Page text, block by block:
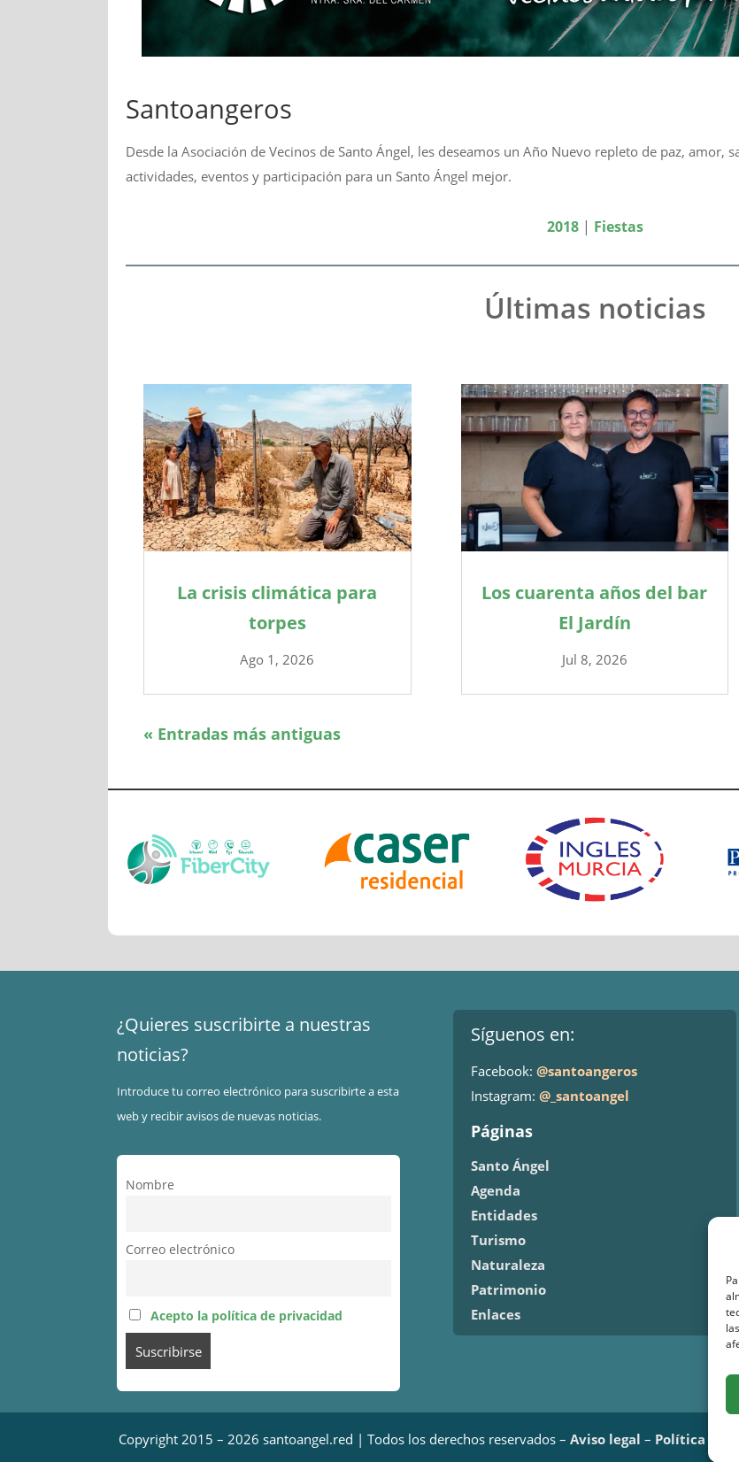
Santoangeros
Desde la Asociación de Vecinos de Santo Ángel, les deseamos un Año Nuevo repleto de paz, amor,
actividades, eventos y participación para un Santo Ángel mejor.
2018| Fiestas
Últimas noticias
La crisis climática para
torpes
Ago 1, 2026
Los cuarenta años del bar
El Jardín
Jul 8, 2026
« Entradas más antiguas
¿Quieres suscribirte a nuestras
noticias?
Introduce tu correo electrónico para suscribirte a esta
web y recibir avisos de nuevas noticias.
Nombre
Correo electrónico
Acepto la política de privacidad
Síguenos en:
Facebook: @santoangeros
Instagram: @_santoangel
Páginas
Santo Ángel
Agenda
Entidades
Turismo
Naturaleza
Patrimonio
Enlaces
Copyright 2015 – 2026 santoangel.red | Todos los derechos reservados –Aviso legal – Política de